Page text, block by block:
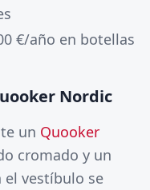
€/año en botellas
Nordic
un Quooker
cromado y un
el vestíbulo se